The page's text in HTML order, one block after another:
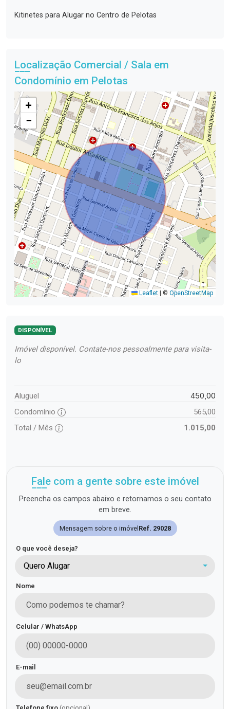
Kitinetes para Alugar no Centro de Pelotas
Localização Comercial / Sala em
Condomínio em Pelotas
+
−
Leaflet | © OpenStreetMap
DISPONÍVEL
Imóvel disponível. Contate-nos pessoalmente para visita-
lo
Aluguel 450,00
Condomínio
565,00
Total / Mês
1.015,00
Fale com a gente sobre este imóvel
Preencha os campos abaixo e retornamos o seu contato
em breve.
Mensagem sobre o imóvelRef. 29028
O que você deseja?
Quero Alugar
Nome
Celular / WhatsApp
E-mail